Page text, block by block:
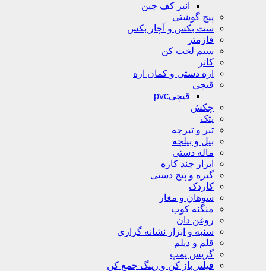
انبر کف چین
پیچ گوشتی
ست بکس و آچار بکس
فازمتر
سیم لخت کن
کاتر
اره دستی و کمان اره
قیچی
قیچیpvc
چکش
پتک
تبر و تبرچه
بیل و بیلچه
ماله دستی
ابزار چند کاره
گیره و پیج دستی
کاردک
سوهان و مغار
منگنه کوب
روغن دان
سنبه و ابزار نشانه گزاری
قلم و دیلم
گریس پمپ
فیلتر باز کن و رینگ جمع کن